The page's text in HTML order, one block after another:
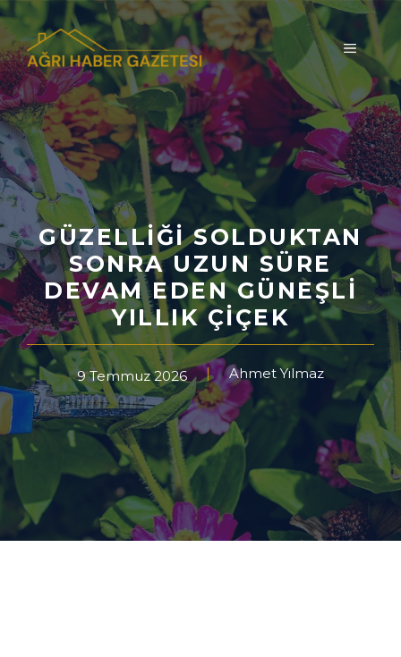
İçeriğe
atla
MENÜ
GÜZELLIĞI SOLDUKTAN
SONRA UZUN SÜRE
DEVAM EDEN GÜNEŞLI
YILLIK ÇIÇEK
9 Temmuz 2026 Ahmet Yılmaz